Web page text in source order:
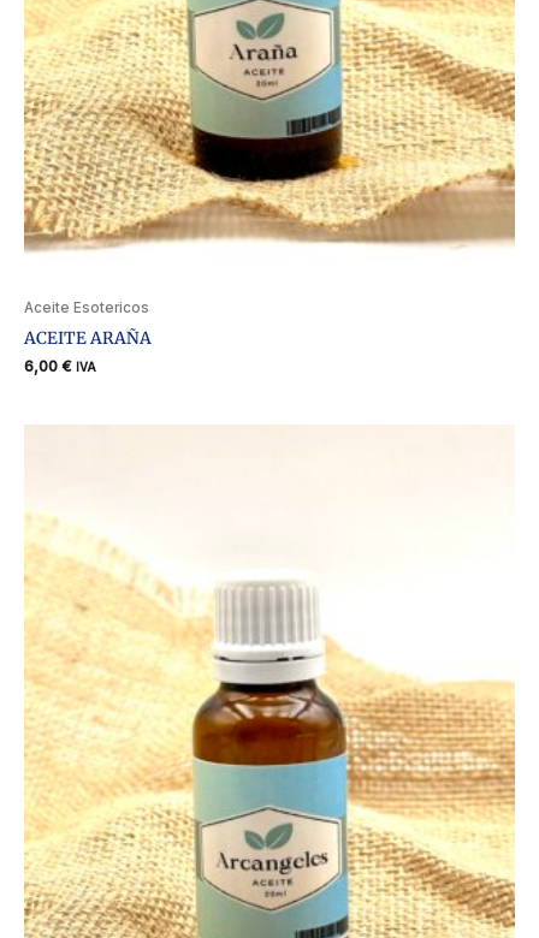
Aceite Esotericos
ACEITE ARAÑA
6,00 € IVA